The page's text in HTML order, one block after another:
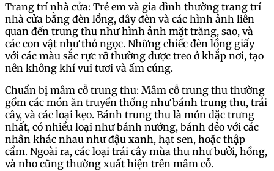
Trang trí nhà cửa: Trẻ em và gia đình thường trang trí
nhà cửa bằng đèn lồng, dây đèn và các hình ảnh liên
quan đến trung thu như hình ảnh mặt trăng, sao, và
các con vật như thỏ ngọc. Những chiếc đèn lồng giấy
với các màu sắc rực rỡ thường được treo ở khắp nơi, tạo
nên không khí vui tươi và ấm cúng.
Chuẩn bị mâm cỗ trung thu: Mâm cỗ trung thu thường
gồm các món ăn truyền thống như bánh trung thu, trái
cây, và các loại kẹo. Bánh trung thu là món đặc trưng
nhất, có nhiều loại như bánh nướng, bánh dẻo với các
nhân khác nhau như đậu xanh, hạt sen, hoặc thập
cẩm. Ngoài ra, các loại trái cây mùa thu như bưởi, hồng,
và nho cũng thường xuất hiện trên mâm cỗ.